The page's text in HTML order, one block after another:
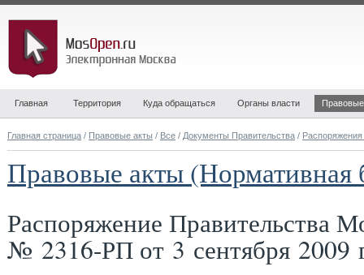
Главная Территория Куда обращаться Органы власти
Главная страница / Правовые акты / Все / Документы Правительства /
Правовые акты (Нормативная
Распоряжение Правительства
№ 2316-РП от 3 сентября 2009